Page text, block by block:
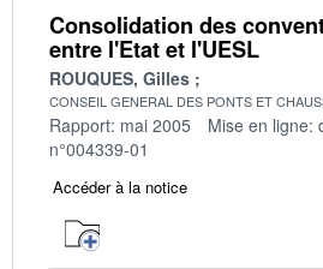
Consolidation des
entre l'Etat et l'UESL
ROUQUES, Gilles
CONSEIL GENERAL DES PONTS ET
Rapport: mai 2005 Mise en ligne:
n°004339-01
Accéder à la notice